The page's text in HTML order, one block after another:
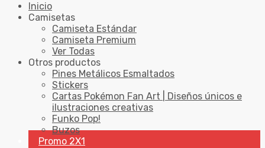
Inicio
Camisetas
Camiseta Estándar
Camiseta Premium
Ver Todas
Otros productos
Pines Metálicos Esmaltados
Stickers
Cartas Pokémon Fan Art | Diseños únicos e
ilustraciones creativas
Funko Pop!
Buzos
Promo 2X1